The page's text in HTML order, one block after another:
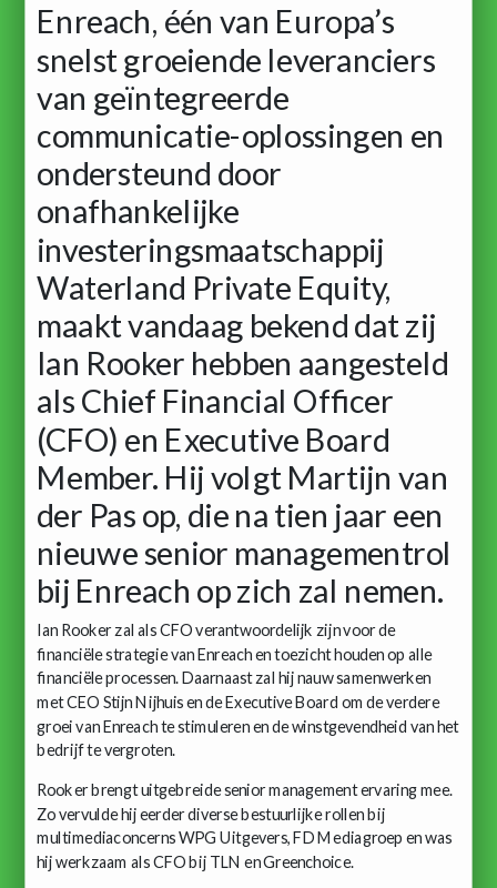
Enreach, één van Europa’s
snelst groeiende leveranciers
van geïntegreerde
communicatie-oplossingen en
ondersteund door
onafhankelijke
investeringsmaatschappij
Waterland Private Equity,
maakt vandaag bekend dat zij
Ian Rooker hebben aangesteld
als Chief Financial Officer
(CFO) en Executive Board
Member. Hij volgt Martijn van
der Pas op, die na tien jaar een
nieuwe senior managementrol
bij Enreach op zich zal nemen.
Ian Rooker zal als CFO verantwoordelijk zijn voor de
financiële strategie van Enreach en toezicht houden op alle
financiële processen. Daarnaast zal hij nauw samenwerken
met CEO Stijn Nijhuis en de Executive Board om de verdere
groei van Enreach te stimuleren en de winstgevendheid van het
bedrijf te vergroten.
Rooker brengt uitgebreide senior management ervaring mee.
Zo vervulde hij eerder diverse bestuurlijke rollen bij
multimediaconcerns WPG Uitgevers, FD Mediagroep en was
hij werkzaam als CFO bij TLN en Greenchoice.